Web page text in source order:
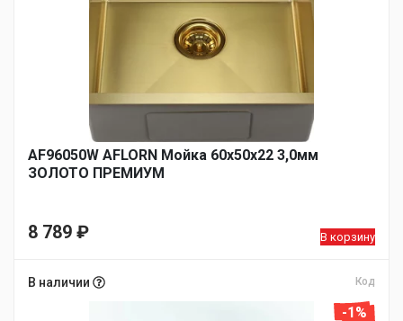
AF96050W AFLORN Мойка 60х50х22 3,0мм
ЗОЛОТО ПРЕМИУМ
8 789 ₽ В корзину
В наличии Код
-1%